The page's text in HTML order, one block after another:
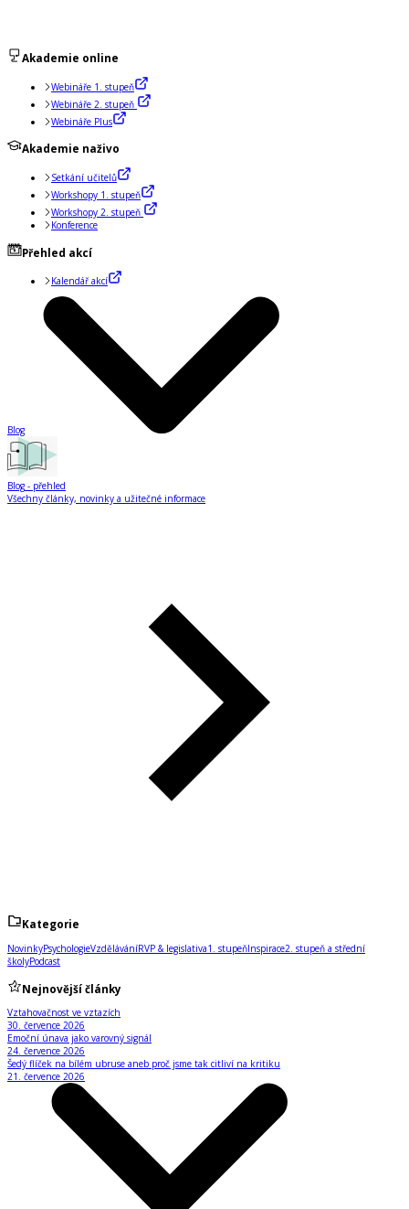
Akademie online
Webináře 1. stupeň
Webináře 2. stupeň
Webináře Plus
Akademie naživo
Setkání učitelů
Workshopy 1. stupeň
Workshopy 2. stupeň
Konference
Přehled akcí
Kalendář akcí
Blog
Blog - přehled
Všechny články, novinky a užitečné informace
Kategorie
NovinkyPsychologieVzděláváníRVP & legislativa1. stupeňInspirace2. stupeň a střední
školyPodcast
Nejnovější články
Vztahovačnost ve vztazích
30. července 2026
Emoční únava jako varovný signál
24. července 2026
Šedý flíček na bílém ubruse aneb proč jsme tak citliví na kritiku
21. července 2026